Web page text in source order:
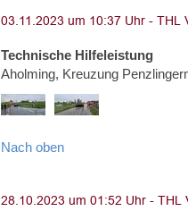
Technische Hilfeleistung
Aholming, Kreuzung
Nach oben